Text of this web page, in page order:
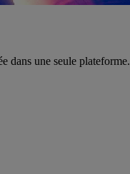
dans une seule plateforme.